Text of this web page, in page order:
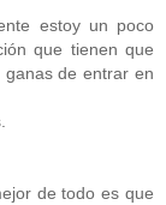
estoy un poco
que tienen que
de entrar en
de todo es que